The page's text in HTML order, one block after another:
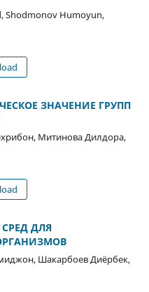
Shodmonov Humoyun,
ЗНАЧЕНИЕ ГРУПП
Митинова Дилдора,
ДЛЯ
Шакарбоев Диёрбек,